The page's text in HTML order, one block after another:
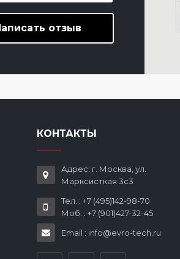
отзыв
КОНТАКТЫ
Адрес: г. Москва, ул.
Марксисткая 3с3
Тел. : +7 (495)142-98-70
Моб. : +7 (901)427-32-45
Email : info@evro-tech.ru